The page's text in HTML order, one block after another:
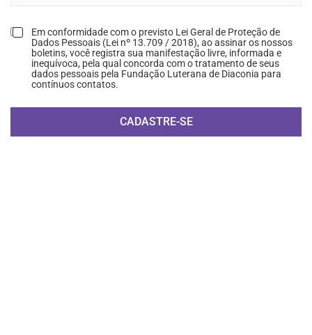
Em conformidade com o previsto Lei Geral de Proteção de
Dados Pessoais (Lei nº 13.709 / 2018), ao assinar os nossos
boletins, você registra sua manifestação livre, informada e
inequívoca, pela qual concorda com o tratamento de seus
dados pessoais pela Fundação Luterana de Diaconia para
contínuos contatos.
CADASTRE-SE